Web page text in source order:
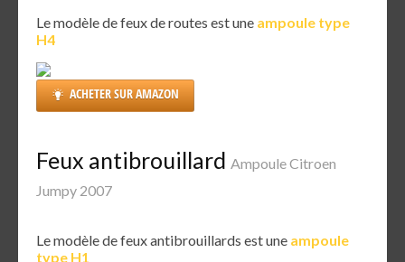
Le modèle de feux de routes est une ampoule type
H4
ACHETER SUR AMAZON
Feux antibrouillard Ampoule Citroen
Jumpy 2007
Le modèle de feux antibrouillards est une ampoule
type H1